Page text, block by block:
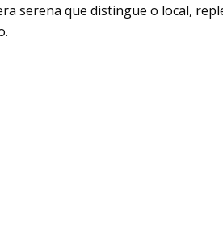
serena que distingue o local,